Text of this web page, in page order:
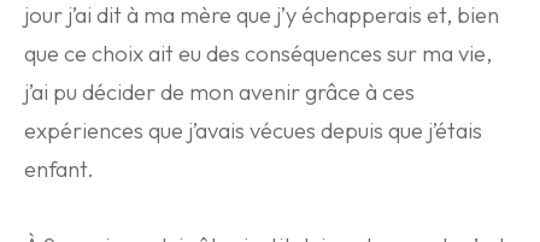
jour j’ai dit à ma mère que j’y échapperais et, bien
que ce choix ait eu des conséquences sur ma vie,
j’ai pu décider de mon avenir grâce à ces
expériences que j’avais vécues depuis que j’étais
enfant.